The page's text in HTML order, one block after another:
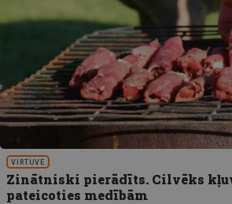
VIRTUVE
Zinātniski pierādīts. Cilvēks
pateicoties medībām